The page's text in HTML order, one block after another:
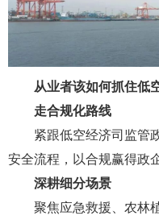
从业者该如何抓住低
走合规化路线
紧跟低空经济司监管
安全流程，以合规赢得政
深耕细分场景
聚焦应急救援、农林